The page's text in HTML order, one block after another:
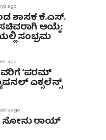
ago
ಶಾಸಕ ಕೆ.ಎಸ್.
ಆಯ್ಕೆ:
ಸಂಭ್ರಮ
ago
‘ಪರಮ್
ಎಕ್ಸಲೆನ್ಸ್
ago
ಸೋನು ರಾಯ್